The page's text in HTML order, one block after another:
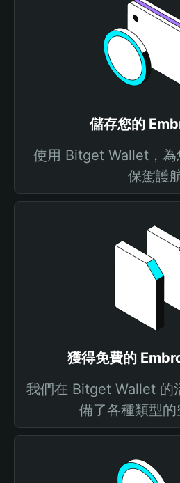
儲存您的
使用 Bitget Wallet，
保駕護
獲得免費的
我們在 Bitget Wallet 的
備了各種類型